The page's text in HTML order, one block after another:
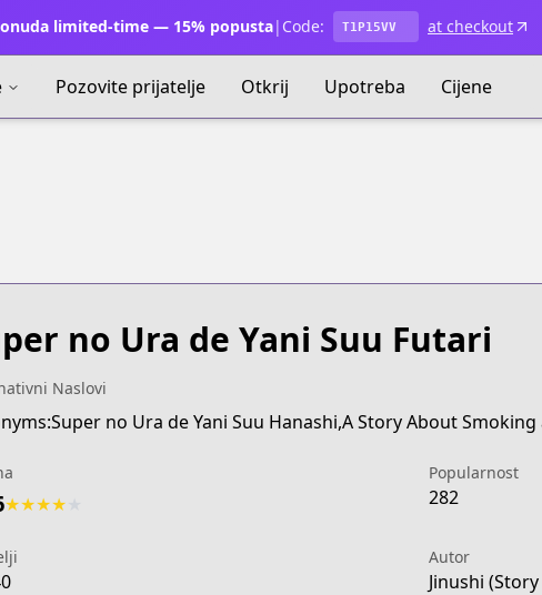
limited-time — 15% popusta| Code: T1P15VV at checkout
Pozovite prijatelje Otkrij Upotreba Cijene
no Ura de Yani Suu Futari
Naslovi
★★★★
Popularnost
282
Autor
Jinushi